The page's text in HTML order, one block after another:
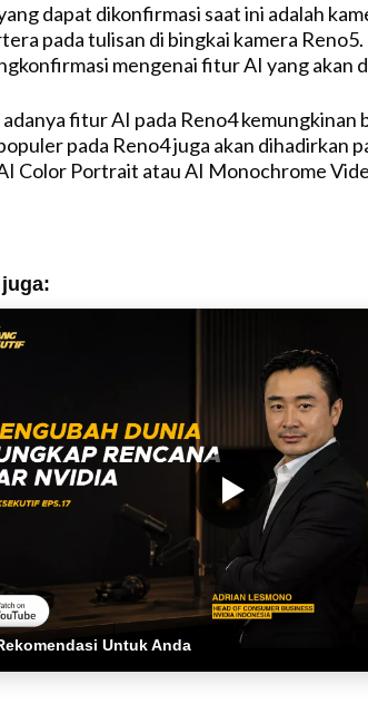
dapat dikonfirmasi saat ini adalah
pada tulisan di bingkai kamera
mengenai fitur AI yang akan
fitur AI pada Reno4 kemungkinan
pada Reno4 juga akan dihadirkan
Color Portrait atau AI Monochrome
Untuk Anda